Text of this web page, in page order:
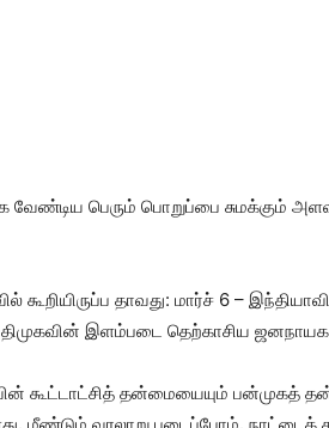
பெரும் பொறுப்பை சுமக்கும்
கூறியிருப்ப தாவது: மார்ச் 6 –
இளம்படை தெற்காசிய ஜனநாயக
தன்மையையும் பன்முகத்